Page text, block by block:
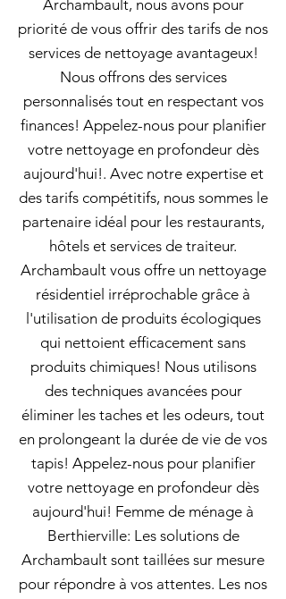
Archambault, nous avons pour
priorité de vous offrir des tarifs de nos
services de nettoyage avantageux!
Nous offrons des services
personnalisés tout en respectant vos
finances! Appelez-nous pour planifier
votre nettoyage en profondeur dès
aujourd'hui!. Avec notre expertise et
des tarifs compétitifs, nous sommes le
partenaire idéal pour les restaurants,
hôtels et services de traiteur.
Archambault vous offre un nettoyage
résidentiel irréprochable grâce à
l'utilisation de produits écologiques
qui nettoient efficacement sans
produits chimiques! Nous utilisons
des techniques avancées pour
éliminer les taches et les odeurs, tout
en prolongeant la durée de vie de vos
tapis! Appelez-nous pour planifier
votre nettoyage en profondeur dès
aujourd'hui! Femme de ménage à
Berthierville: Les solutions de
Archambault sont taillées sur mesure
pour répondre à vos attentes. Les nos